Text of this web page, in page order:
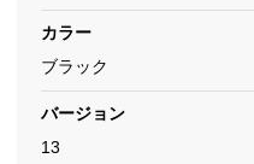
カラー
ブラック
バージョン
13